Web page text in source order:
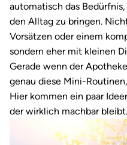
automatisch das
den Alltag zu bringen.
Vorsätzen oder einem
sondern eher mit kleinen
Gerade wenn der
genau diese Mini-
Hier kommen ein paar
der wirklich machbar bleibt.